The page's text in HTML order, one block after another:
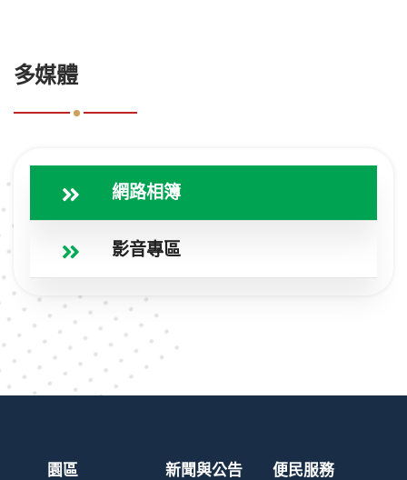
多媒體
網路相簿
影音專區
園區 新聞與公告 便民服務